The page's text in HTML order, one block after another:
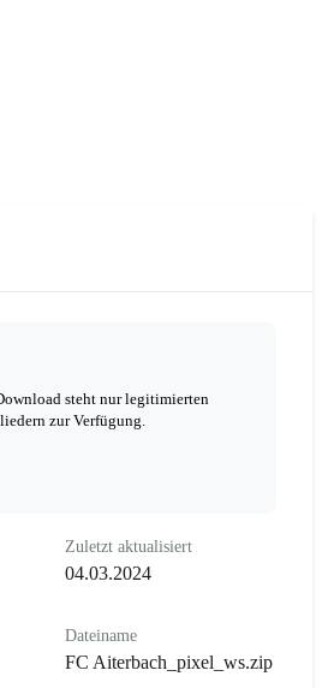
steht nur legitimierten
zur Verfügung.
Zuletzt aktualisiert
04.03.2024
Dateiname
FC Aiterbach_pixel_ws.zip